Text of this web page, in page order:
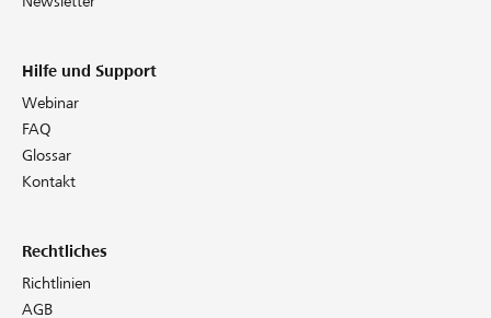
Hilfe und Support
Webinar
FAQ
Glossar
Kontakt
Rechtliches
Richtlinien
AGB